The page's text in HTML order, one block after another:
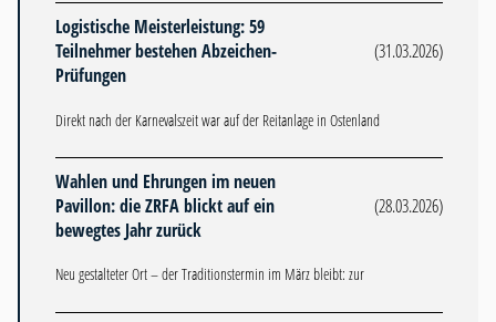
Logistische Meisterleistung: 59
Teilnehmer bestehen Abzeichen-
Prüfungen
(31.03.2026)
Direkt nach der Karnevalszeit war auf der Reitanlage in Ostenland
Wahlen und Ehrungen im neuen
Pavillon: die ZRFA blickt auf ein
bewegtes Jahr zurück
(28.03.2026)
Neu gestalteter Ort – der Traditionstermin im März bleibt: zur